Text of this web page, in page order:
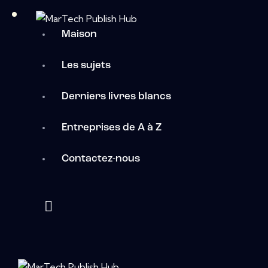
Maison
Les sujets
Derniers livres blancs
Entreprises de A à Z
Contactez-nous